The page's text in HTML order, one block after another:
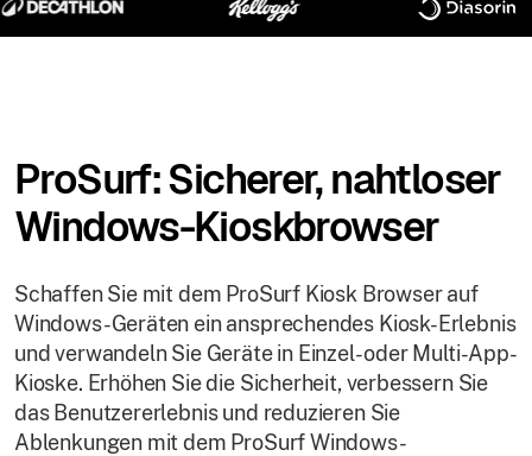
ProSurf: Sicherer, nahtloser
Windows-Kioskbrowser
Schaffen Sie mit dem ProSurf Kiosk Browser auf
Windows-Geräten ein ansprechendes Kiosk-Erlebnis
und verwandeln Sie Geräte in Einzel- oder Multi-App-
Kioske. Erhöhen Sie die Sicherheit, verbessern Sie
das Benutzererlebnis und reduzieren Sie
Ablenkungen mit dem ProSurf Windows-